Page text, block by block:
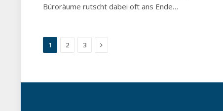
Büroräume rutscht dabei oft ans Ende…
1 2 3 Next